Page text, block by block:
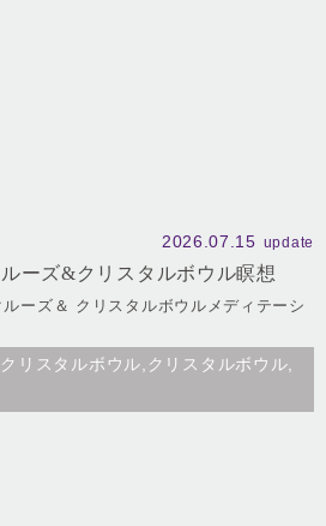
2026.07.15 update
ーズ&クリスタルボウル瞑想
ーズ＆ クリスタルボウルメディテーシ
リスタルボウル,クリスタルボウル,